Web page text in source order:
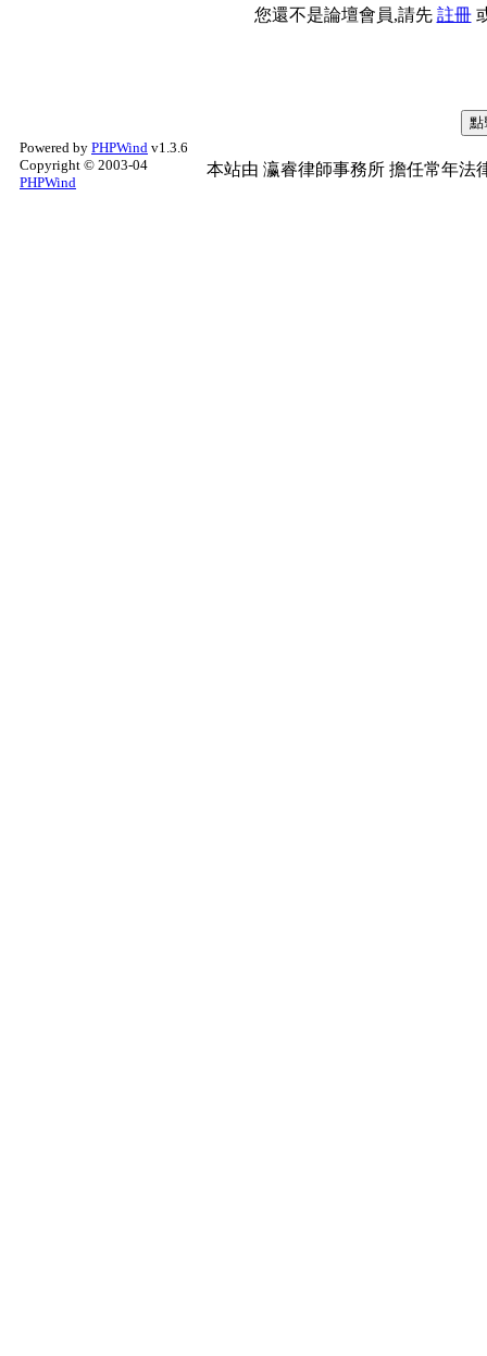
您還不是論壇會員,請先 註冊
Powered by PHPWind v1.3.6
Copyright © 2003-04
PHPWind
本站由 瀛睿律師事務所 擔任常年法